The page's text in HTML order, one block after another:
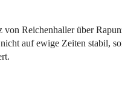
von Reichenhaller über
auf ewige Zeiten stabil,